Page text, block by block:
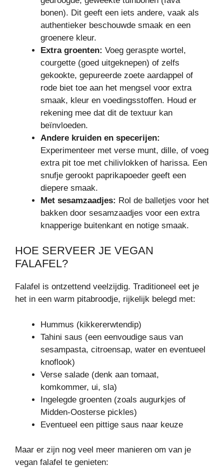
bonen). Dit geeft een iets andere, vaak als
authentieker beschouwde smaak en een
groenere kleur.
Extra groenten: Voeg geraspte wortel,
courgette (goed uitgeknepen) of zelfs
gekookte, gepureerde zoete aardappel of
rode biet toe aan het mengsel voor extra
smaak, kleur en voedingsstoffen. Houd er
rekening mee dat dit de textuur kan
beïnvloeden.
Andere kruiden en specerijen:
Experimenteer met verse munt, dille, of voeg
extra pit toe met chilivlokken of harissa. Een
snufje gerookt paprikapoeder geeft een
diepere smaak.
Met sesamzaadjes: Rol de balletjes voor het
bakken door sesamzaadjes voor een extra
knapperige buitenkant en notige smaak.
HOE SERVEER JE VEGAN
FALAFEL?
Falafel is ontzettend veelzijdig. Traditioneel eet je
het in een warm pitabroodje, rijkelijk belegd met:
Hummus (kikkererwtendip)
Tahini saus (een eenvoudige saus van
sesampasta, citroensap, water en eventueel
knoflook)
Verse salade (denk aan tomaat,
komkommer, ui, sla)
Ingelegde groenten (zoals augurkjes of
Midden-Oosterse pickles)
Eventueel een pittige saus naar keuze
Maar er zijn nog veel meer manieren om van je
vegan falafel te genieten: